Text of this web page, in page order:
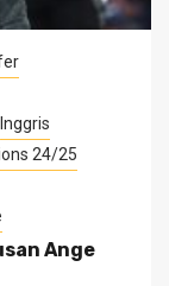
Inggris
24/25
Ange